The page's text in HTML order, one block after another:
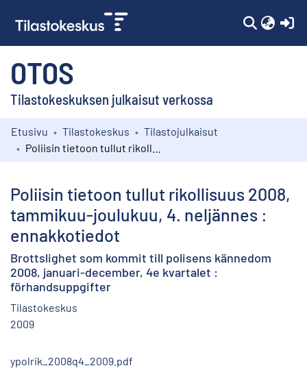
OTOS
Tilastokeskuksen julkaisut verkossa
Kokoelmat
Etusivu Tilastokeskus
Tilastojulkaisut
Poliisin tietoon tullut rikollisuus 2008,
tammikuu-joulukuu, 4. neljännes :
ennakkotiedot
Brottslighet som kommit till polisens kännedom
2008, januari-december, 4e kvartalet :
förhandsuppgifter
Tilastokeskus
2009
ypolrik_2008q4_2009.pdf